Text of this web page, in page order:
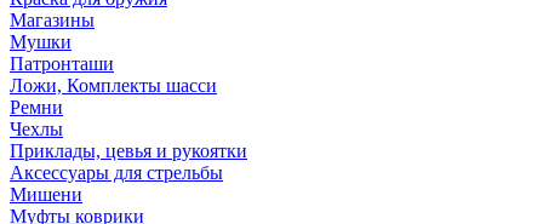
Магазины
Мушки
Патронташи
Ложи, Комплекты шасси
Ремни
Чехлы
Приклады, цевья и рукоятки
Аксессуары для стрельбы
Мишени
Муфты коврики